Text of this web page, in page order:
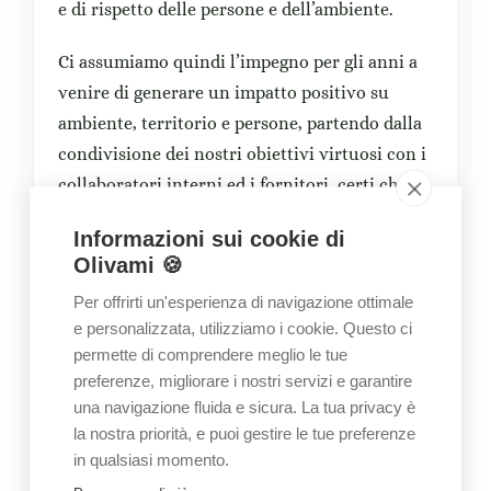
e di rispetto delle persone e dell’ambiente.
Ci assumiamo quindi l’impegno per gli anni a
venire di generare un impatto positivo su
ambiente, territorio e persone, partendo dalla
condivisione dei nostri obiettivi virtuosi con i
collaboratori interni ed i fornitori, certi che
pieno raggiungimento dei medesimi.
Di cosa si occupa VICO s.r.l.
L’azienda si occupa della fornitura di prodotti
e servizi tecnologici alle aziende. Le attività
consistono nel noleggio e assistenza dei
dispositivi di stampa e di elaborazione dati,
infrastrutture informatiche, server e sistemi di
Informazioni sui cookie di
Olivami 🍪
Per offrirti un'esperienza di navigazione ottimale
e personalizzata, utilizziamo i cookie. Questo ci
permette di comprendere meglio le tue
preferenze, migliorare i nostri servizi e garantire
una navigazione fluida e sicura. La tua privacy è
la nostra priorità, e puoi gestire le tue preferenze
in qualsiasi momento.